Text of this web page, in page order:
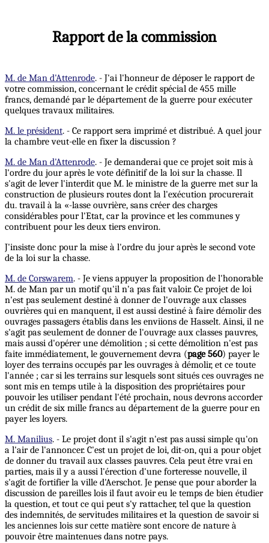
Rapport de la commission
M. de Man d'Attenrode. - J'ai l'honneur de déposer le rapport de
votre commission, concernant le crédit spécial de 455 mille
francs, demandé par le département de la guerre pour exécuter
quelques travaux militaires.
M. le président. - Ce rapport sera imprimé et distribué. A quel jour
la chambre veut-elle en fixer la discussion ?
M. de Man d'Attenrode. - Je demanderai que ce projet soit mis à
l'ordre du jour après le vote définitif de la loi sur la chasse. Il
s'agit de lever l'interdit que M. le ministre de la guerre met sur la
construction de plusieurs routes dont la l'exécution procurerait
du. travail à la «-lasse ouvrière, sans créer des charges
considérables pour l'Etat, car la province et les communes y
contribuent pour les deux tiers environ.
J'insiste donc pour la mise à l'ordre du jour après le second vote
de la loi sur la chasse.
M. de Corswarem. - Je viens appuyer la proposition de l'honorable
M. de Man par un motif qu'il n'a pas fait valoir. Ce projet de loi
n'est pas seulement destiné à donner de l'ouvrage aux classes
ouvrières qui en manquent, il est aussi destiné à faire démolir des
ouvrages passagers établis dans les enviions de Hasselt. Ainsi, il ne
s'agit pas seulement de donner de l'ouvrage aux classes pauvres,
mais aussi d'opérer une démolition ; si cette démolition n'est pas
faite immédiatement, le gouvernement devra (page 560) payer le
loyer des terrains occupés par les ouvrages à démolir, et ce toute
l'année ; car si les terrains sur lesquels sont situés ces ouvrages ne
sont mis en temps utile à la disposition des propriétaires pour
pouvoir les utiliser pendant l'été prochain, nous devrons accorder
un crédit de six mille francs au département de la guerre pour en
payer les loyers.
M. Manilius. - Le projet dont il s'agit n'est pas aussi simple qu'on
a l'air de l'annoncer. C'est un projet de loi, dit-on, qui a pour objet
de donner du travail aux classes pauvres. Cela peut être vrai en
parties, mais il y a aussi l'érection d'une forteresse nouvelle, il
s'agit de fortifier la ville d'Aerschot. Je pense que pour aborder la
discussion de pareilles lois il faut avoir eu le temps de bien étudier
la question, et tout ce qui peut s'y rattacher, tel que la question
des indemnités, de servitudes militaires et la question de savoir si
les anciennes lois sur cette matière sont encore de nature à
pouvoir être maintenues dans notre pays.